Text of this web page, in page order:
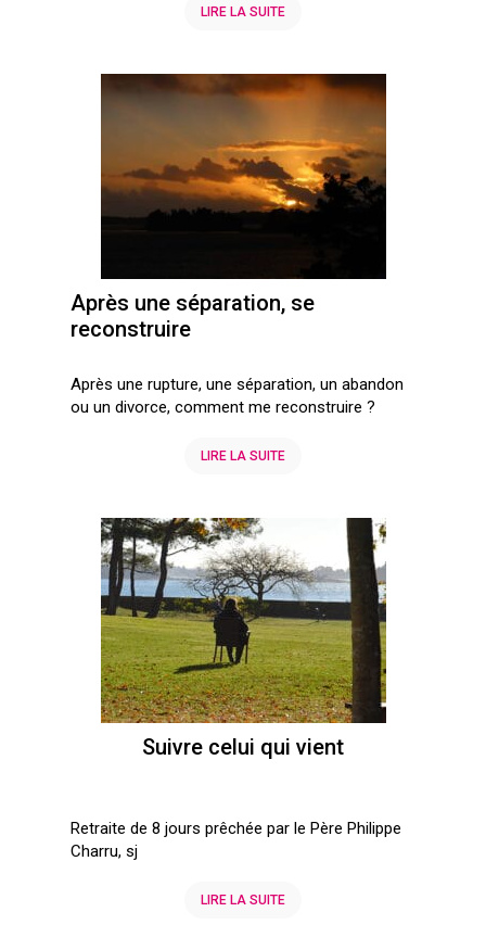
LIRE LA SUITE
Après une séparation, se
reconstruire
Après une rupture, une séparation, un abandon
ou un divorce, comment me reconstruire ?
LIRE LA SUITE
Suivre celui qui vient
Retraite de 8 jours prêchée par le Père Philippe
Charru, sj
LIRE LA SUITE